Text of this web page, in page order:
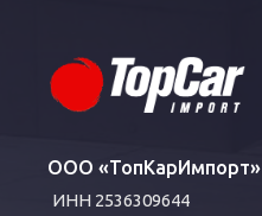
ИНН 2536309644
ООО «ТопКарИмпорт»